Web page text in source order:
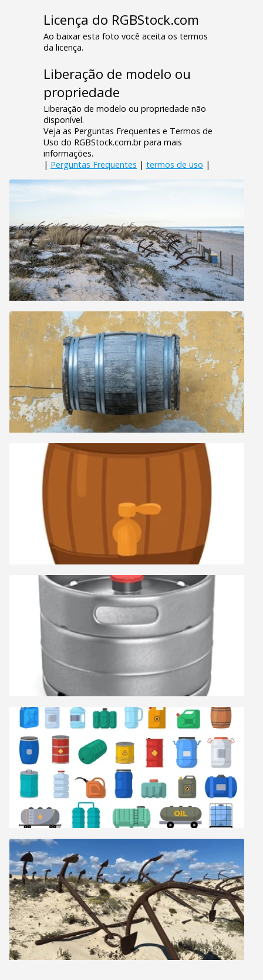
Licença do RGBStock.com
Ao baixar esta foto você aceita os termos
da licença.
Liberação de modelo ou
propriedade
Liberação de modelo ou propriedade não
disponível.
Veja as Perguntas Frequentes e Termos de
Uso do RGBStock.com.br para mais
informações.
| Perguntas Frequentes | termos de uso |